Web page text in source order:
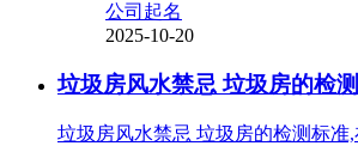
公司起名
2025-10-20
垃圾房风水禁忌 垃圾房的检
垃圾房风水禁忌 垃圾房的检测标